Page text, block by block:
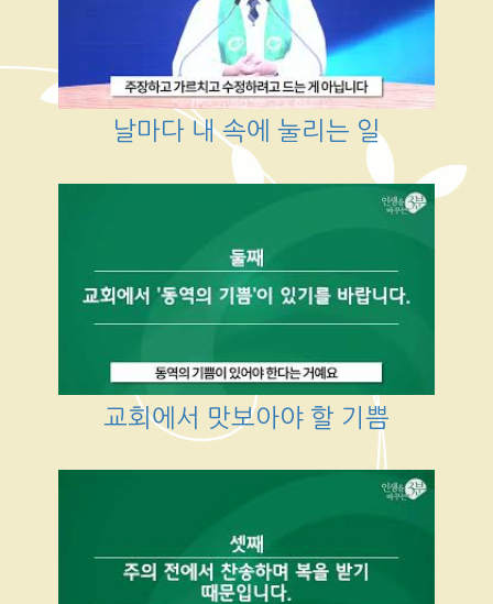
날마다 내 속에 눌리는 일
교회에서 맛보아야 할 기쁨